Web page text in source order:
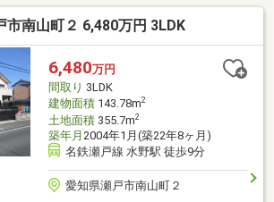
４６０ｍ（徒歩６分）◎バロー新瀬戸店ま
１３分）◎V・drug瀬戸水野店まで５２０
法人青山病院まで６４０ｍ（徒歩８分）◎
戸北山店まで５３０ｍ（徒歩７分）◎松ヶ丘
徒歩６分）
市南山町２ 6,480万円 3LDK
6,480万円
間取り 3LDK
建物面積143.78m2
土地面積355.7m2
築年月 2004年1月(築22年8ヶ月)
名鉄瀬戸線 水野駅 徒歩9分
愛知県瀬戸市南山町２